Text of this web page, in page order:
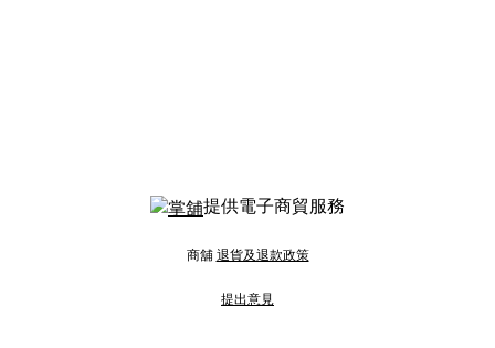
提供電子商貿服務
商舖 退貨及退款政策
提出意見